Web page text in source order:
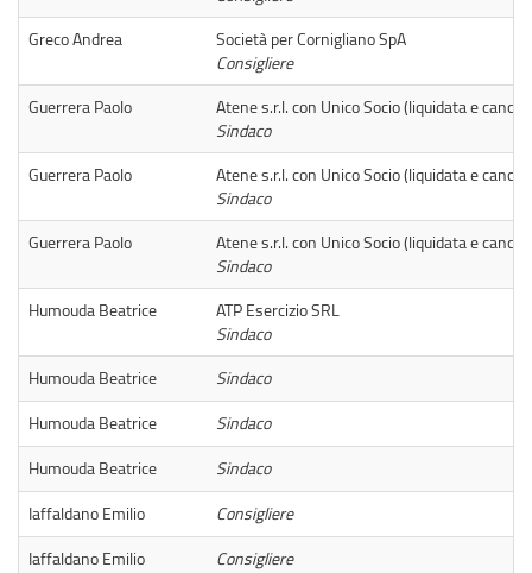
Greco Andrea
Società per Cornigliano SpA
Consigliere
Guerrera Paolo
Atene s.r.l. con Unico Socio (liquidata e
Sindaco
Guerrera Paolo
Atene s.r.l. con Unico Socio (liquidata e
Sindaco
Guerrera Paolo
Atene s.r.l. con Unico Socio (liquidata e
Sindaco
Humouda Beatrice
ATP Esercizio SRL
Sindaco
Humouda Beatrice
Sindaco
Humouda Beatrice
Sindaco
Humouda Beatrice
Sindaco
Iaffaldano Emilio
Consigliere
Iaffaldano Emilio
Consigliere